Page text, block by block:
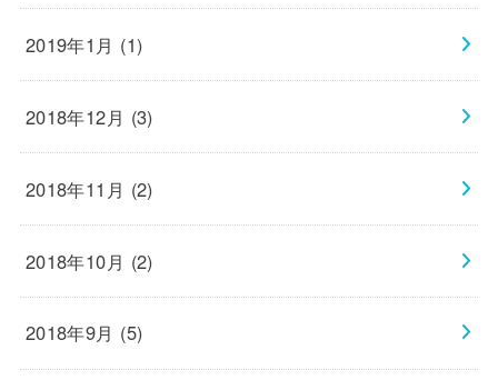
2019年1月 (1)
2018年12月 (3)
2018年11月 (2)
2018年10月 (2)
2018年9月 (5)